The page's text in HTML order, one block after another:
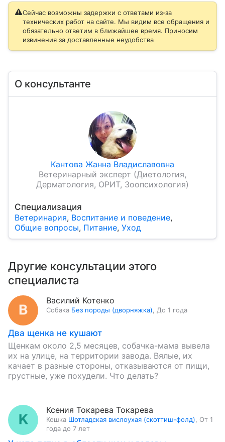
Сейчас возможны задержки с ответами из‑за
технических работ на сайте. Мы видим все обращения и
обязательно ответим в ближайшее время. Приносим
извинения за доставленные неудобства
О консультанте
Кантова Жанна Владиславовна
Ветеринарный эксперт (Диетология,
Дерматология, ОРИТ, Зоопсихология)
Специализация
Ветеринария, Воспитание и поведение,
Общие вопросы, Питание, Уход
Другие консультации этого
специалиста
Василий Котенко
Собака Без породы (дворняжка) До 1 года
Два щенка не кушают
Щенкам около 2,5 месяцев, собачка-мама вывела
их на улице, на территории завода. Вялые, их
качает в разные стороны, отказываются от пищи,
грустные, уже похудели. Что делать?
Ксения Токарева Токарева
Кошка Шотладская вислоухая (скоттиш-фолд)
От 1
года до 7 лет